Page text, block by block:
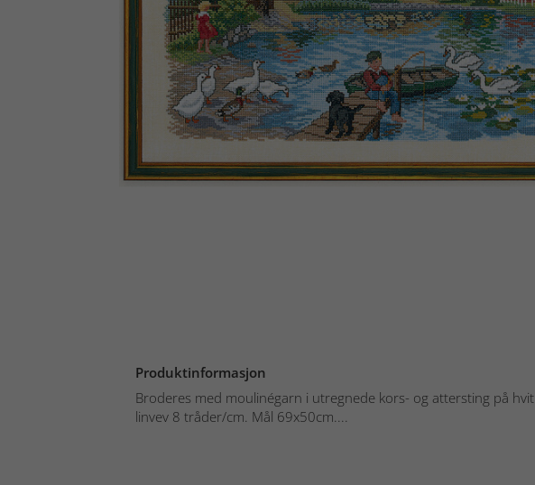
Produktinformasjon
Broderes med moulinégarn i utregnede kors- og attersting på hvit
linvev 8 tråder/cm. Mål 69x50cm....